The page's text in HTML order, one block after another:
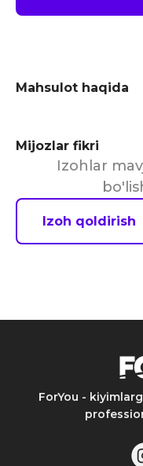
Mahsulot haqida
Mijozlar fikri
Izohlar
Izoh qoldirish
ForYou -